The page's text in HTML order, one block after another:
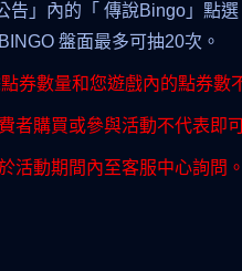
告」內的「 傳說Bingo」點
盤面最多可抽20次。
券數量和您遊戲內的點券數
者購買或參與活動不代表即
活動期間內至客服中心詢問。